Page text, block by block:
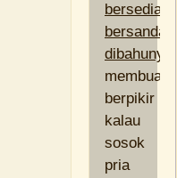
bersedia
bersandar
dibahunya
berpikir
kalau
sosok
pria